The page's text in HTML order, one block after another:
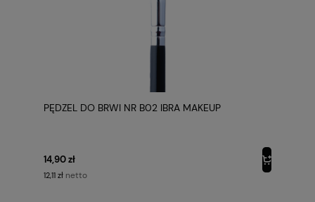
PĘDZEL DO BRWI NR B02 IBRA MAKEUP
14,90 zł
12,11 zł netto